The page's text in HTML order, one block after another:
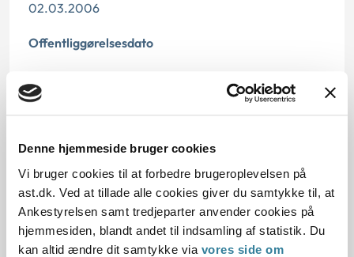
Denne hjemmeside bruger cookies
Vi bruger cookies til at forbedre brugeroplevelsen på
ast.dk. Ved at tillade alle cookies giver du samtykke til, at
Ankestyrelsen samt tredjeparter anvender cookies på
hjemmesiden, blandt andet til indsamling af statistik. Du
kan altid ændre dit samtykke via vores side om
02.03.2006
Offentliggørelsesdato
juni 2018, da den ikke længere har vejledningsværdi.
§ 97 § 5 § 4 § 78 § 91 § 73
Journalnummer
3500449-05